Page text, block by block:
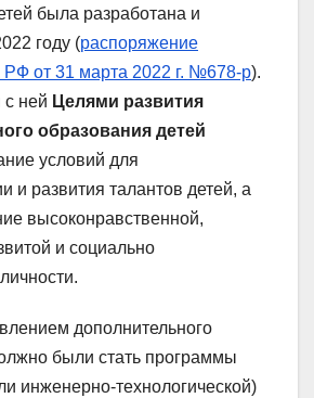
была разработана и
году (распоряжение
РФ от 31 марта 2022 г. №678-р).
с ней Целями развития
образования детей
условий для
и развития талантов детей, а
высоконравственной,
и социально
дополнительного
были стать программы
инженерно-технологической)